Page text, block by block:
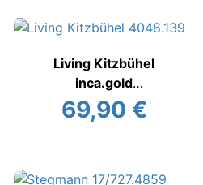
Living Kitzbühel
inca.gold
Hausschuh
69,90 €